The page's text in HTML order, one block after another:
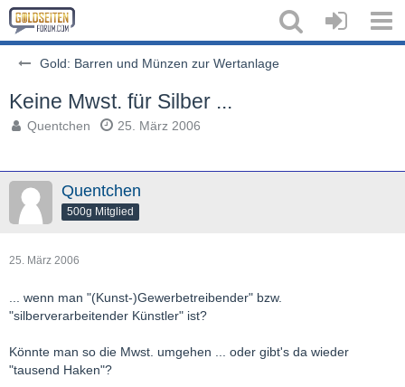
Gold: Barren und Münzen zur Wertanlage
Keine Mwst. für Silber ...
Quentchen 25. März 2006
Quentchen
500g Mitglied
25. März 2006
... wenn man "(Kunst-)Gewerbetreibender" bzw.
"silberverarbeitender Künstler" ist?
Könnte man so die Mwst. umgehen ... oder gibt's da wieder
"tausend Haken"?